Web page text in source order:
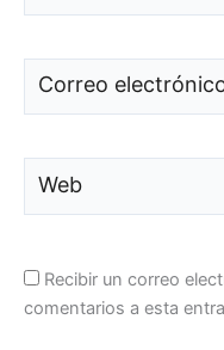
Correo
electrónico*
Recibir un correo
comentarios a esta